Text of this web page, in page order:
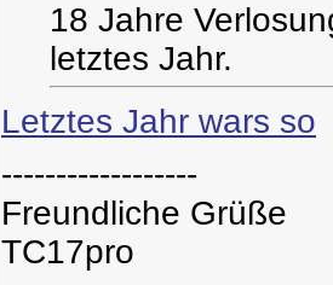
18 Jahre
letztes Jahr.
Letztes Jahr wars so
------------------
Freundliche Grüße
TC17pro